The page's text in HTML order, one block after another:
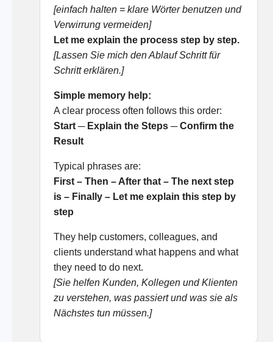
[einfach halten = klare Wörter benutzen und
Verwirrung vermeiden]
Let me explain the process step by step.
[Lassen Sie mich den Ablauf Schritt für
Schritt erklären.]
Simple memory help:
A clear process often follows this order:
Start ─ Explain the Steps ─ Confirm the
Result
Typical phrases are:
First – Then – After that – The next step
is – Finally – Let me explain this step by
step
They help customers, colleagues, and
clients understand what happens and what
they need to do next.
[Sie helfen Kunden, Kollegen und Klienten
zu verstehen, was passiert und was sie als
Nächstes tun müssen.]